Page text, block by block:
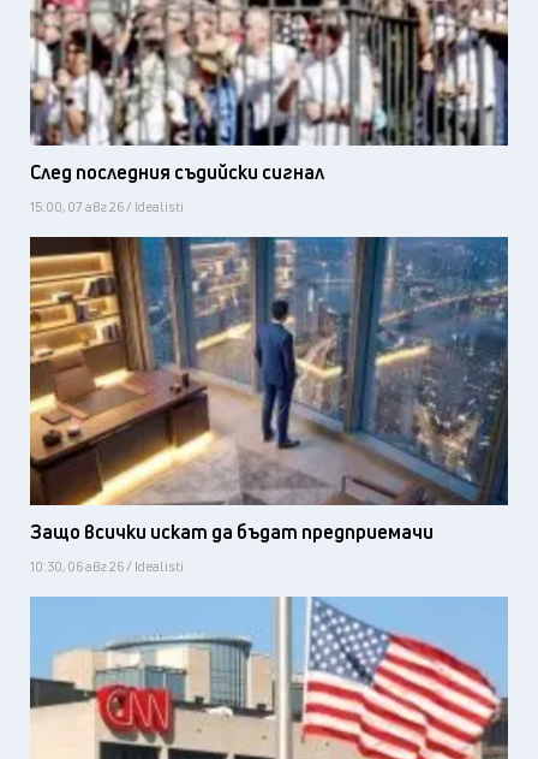
След последния съдийски сигнал
15:00, 07 авг 26 / Idealisti
Защо всички искат да бъдат предприемачи
10:30, 06 авг 26 / Idealisti